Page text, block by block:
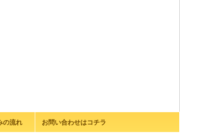
の流れ お問い合わせはコチラ